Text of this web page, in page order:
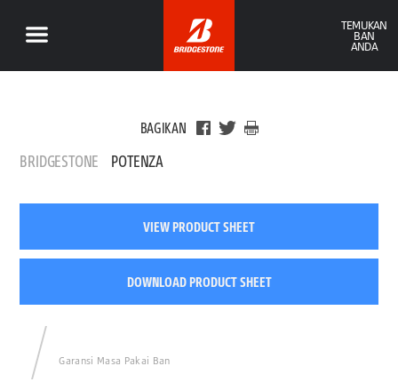
TEMUKAN
BAN
ANDA
BAGIKAN
BRIDGESTONE POTENZA
VIEW PRODUCT SHEET
DOWNLOAD PRODUCT SHEET
Garansi Masa Pakai Ban